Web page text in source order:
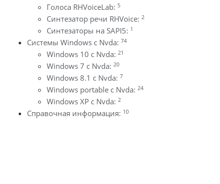
Голоса RHVoiceLab: 5
Синтезатор речи RHVoice: 2
Синтезаторы на SAPI5: 1
Системы Windows с Nvda: 74
Windows 10 с Nvda: 21
Windows 7 с Nvda: 20
Windows 8.1 с Nvda: 7
Windows portable с Nvda: 24
Windows XP с Nvda: 2
Справочная информация: 10